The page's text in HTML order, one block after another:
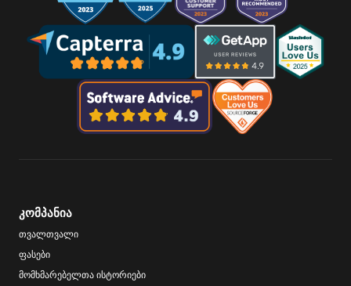
კომპანია
თვალთვალი
ფასები
მომხმარებელთა ისტორიები